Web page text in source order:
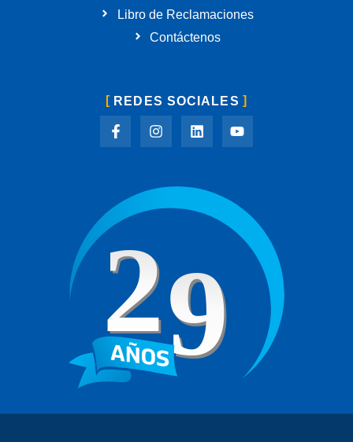
Libro de Reclamaciones
Contáctenos
REDES SOCIALES